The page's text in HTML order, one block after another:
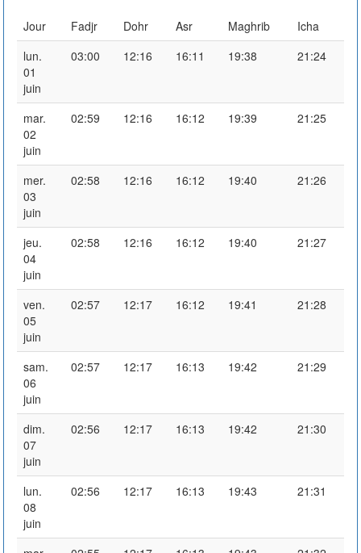
Jour Fadjr Dohr Asr Maghrib
Icha
lun.
01
juin
03:00 12:16 16:11 19:38 21:24
mar.
02
juin
02:59 12:16 16:12 19:39 21:25
mer.
03
juin
02:58 12:16 16:12 19:40 21:26
jeu.
04
juin
02:58 12:16 16:12 19:40 21:27
ven.
05
juin
02:57 12:17 16:12 19:41 21:28
sam.
06
juin
02:57 12:17 16:13 19:42 21:29
dim.
07
juin
02:56 12:17 16:13 19:42 21:30
lun.
08
juin
02:56 12:17 16:13 19:43 21:31